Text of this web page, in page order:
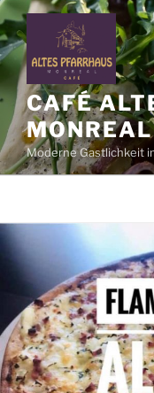
Zum
Inhalt
springen
CAFÉ
MONREAL
Moderne Gastlichkeit